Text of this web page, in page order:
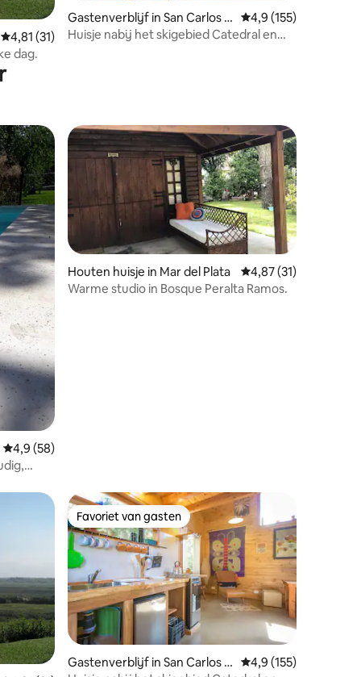
Gemiddelde beoordeling van 4,81 uit 5, 31 recensies
4,81 (31)
dag.
Gastenverblijf in San Carlos d
e Bariloche
Gemiddelde
4,9 (155)
Huisje nabij het skigebied Catedral en
Gemiddelde beoordeling van 4,9 uit 5, 58 recensies
4,9 (58)
Houten huisje in Mar del Plata Gemiddelde
4,87 (31)
Warme studio in Bosque Peralta Ramos.
Favoriet van gasten
Favoriet van gasten
Gastenverblijf in San Carlos d
Gemiddelde
4,9 (155)